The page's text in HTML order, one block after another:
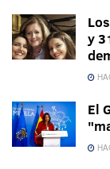
y
El